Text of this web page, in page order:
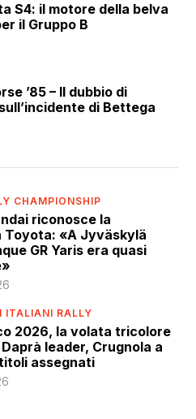
S4: il motore della belva
il Gruppo B
’85 – Il dubbio di
di Bettega
CHAMPIONSHIP
riconosce la
Toyota: «A Jyväskylä
GR Yaris era quasi
ITALIANI RALLY
2026, la volata tricolore
leader, Crugnola a
assegnati